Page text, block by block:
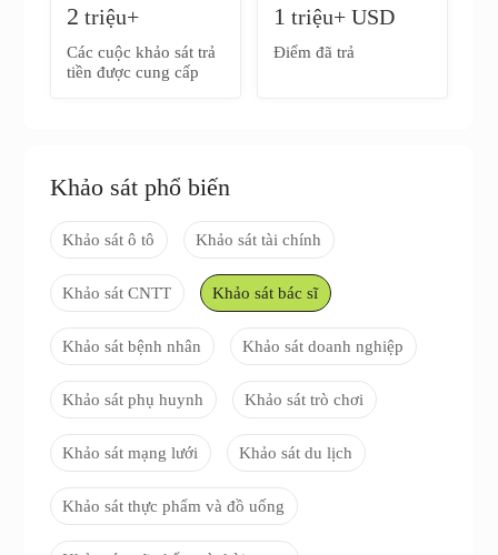
2 triệu+
Các cuộc khảo sát trả
tiền được cung cấp
1 triệu+ USD
Điểm đã trả
Khảo sát phổ biến
Khảo sát ô tô Khảo sát tài chính
Khảo sát CNTT Khảo sát bác sĩ
Khảo sát bệnh nhân Khảo sát doanh nghiệp
Khảo sát phụ huynh Khảo sát trò chơi
Khảo sát mạng lưới Khảo sát du lịch
Khảo sát thực phẩm và đồ uống